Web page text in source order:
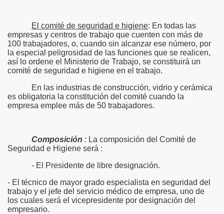
El comité de seguridad e higiene: En todas las
empresas y centros de trabajo que cuenten con más de
100 trabajadores, o, cuando sin alcanzar ese número, por
la especial peligrosidad de las funciones que se realicen,
así lo ordene el Ministerio de Trabajo, se constituirá un
comité de seguridad e higiene en el trabajo.
En las industrias de construcción, vidrio y cerámica
es obligatoria la constitución del comité cuando la
empresa emplee más de 50 trabajadores.
Composición : La composición del Comité de
Seguridad e Higiene será :
- El Presidente de libre designación.
- El técnico de mayor grado especialista en seguridad del
trabajo y el jefe del servicio médico de empresa, uno de
los cuales será el vicepresidente por designación del
empresario.